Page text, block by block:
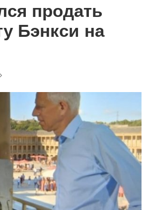
продать
Бэнкси на